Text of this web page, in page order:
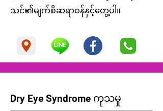
သင်၏မျက်စိဆရာဝန်နှင့်တွေ့ပါ။
Dry Eye Syndrome ကုသမှု